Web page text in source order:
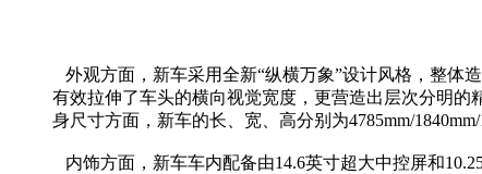
外观方面，新车采用全新“纵横万象”设计风格，整体
有效拉伸了车头的横向视觉宽度，更营造出层次分明
身尺寸方面，新车的长、宽、高分别为4785mm/1840mm/
内饰方面，新车车内配备由14.6英寸超大中控屏和